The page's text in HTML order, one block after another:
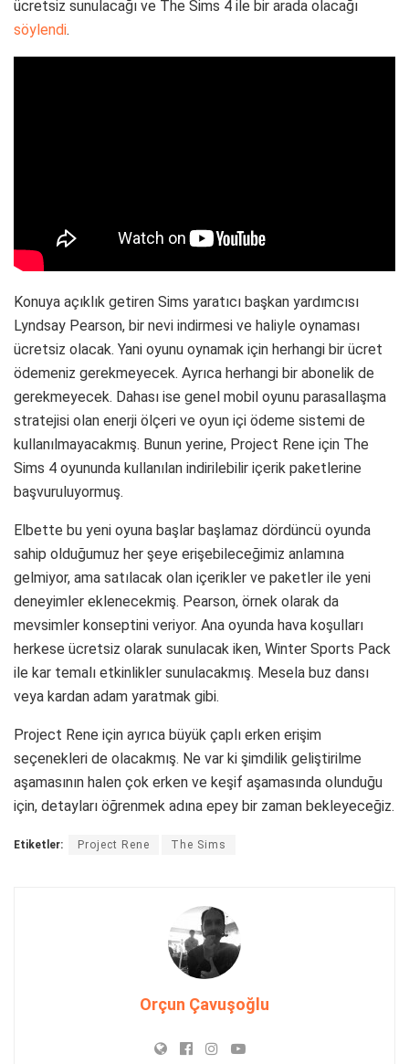
ücretsiz sunulacağı ve The Sims 4 ile bir arada olacağı
söylendi.
Konuya açıklık getiren Sims yaratıcı başkan yardımcısı
Lyndsay Pearson, bir nevi indirmesi ve haliyle oynaması
ücretsiz olacak. Yani oyunu oynamak için herhangi bir ücret
ödemeniz gerekmeyecek. Ayrıca herhangi bir abonelik de
gerekmeyecek. Dahası ise genel mobil oyunu parasallaşma
stratejisi olan enerji ölçeri ve oyun içi ödeme sistemi de
kullanılmayacakmış. Bunun yerine, Project Rene için The
Sims 4 oyununda kullanılan indirilebilir içerik paketlerine
başvuruluyormuş.
Elbette bu yeni oyuna başlar başlamaz dördüncü oyunda
sahip olduğumuz her şeye erişebileceğimiz anlamına
gelmiyor, ama satılacak olan içerikler ve paketler ile yeni
deneyimler eklenecekmiş. Pearson, örnek olarak da
mevsimler konseptini veriyor. Ana oyunda hava koşulları
herkese ücretsiz olarak sunulacak iken, Winter Sports Pack
ile kar temalı etkinlikler sunulacakmış. Mesela buz dansı
veya kardan adam yaratmak gibi.
Project Rene için ayrıca büyük çaplı erken erişim
seçenekleri de olacakmış. Ne var ki şimdilik geliştirilme
aşamasının halen çok erken ve keşif aşamasında olunduğu
için, detayları öğrenmek adına epey bir zaman bekleyeceğiz.
Etiketler: Project Rene The Sims
Orçun Çavuşoğlu